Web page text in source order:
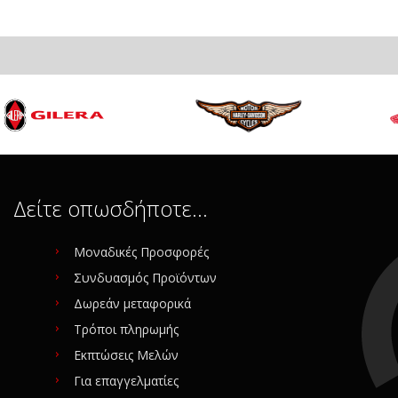
11044-1841
(50%)
για αγορά
Κωδικός KAWASAKI: 11046-1962
€ 70.00 € 30.00
Κερδίζετε:
Συνδεθείτε για αγορά
Δείτε οπωσδήποτε…
Μοναδικές Προσφορές
Συνδυασμός Προϊόντων
Δωρεάν μεταφορικά
Τρόποι πληρωμής
Εκπτώσεις Μελών
Για επαγγελματίες